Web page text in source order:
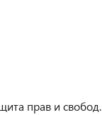
прав и свобод.